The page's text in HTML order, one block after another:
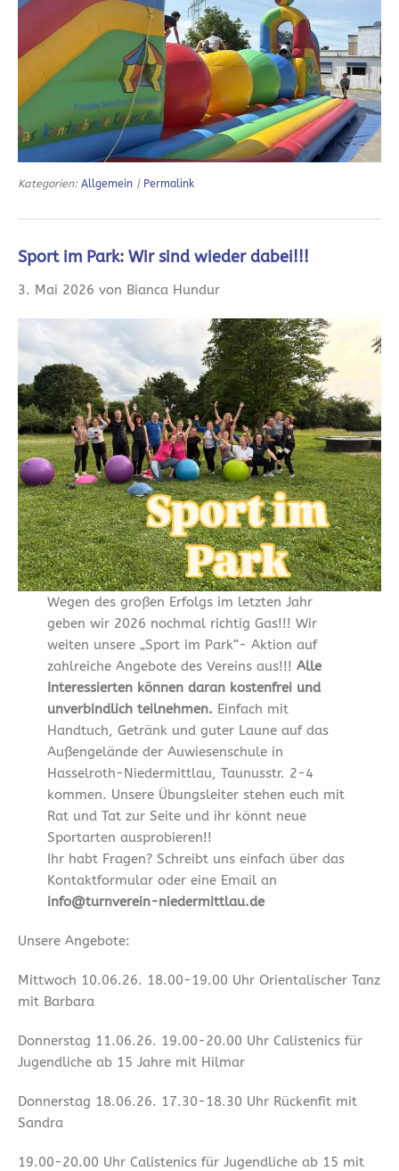
Kategorien: Allgemein | Permalink
Sport im Park: Wir sind wieder dabei!!!
3. Mai 2026 von Bianca Hundur
Wegen des großen Erfolgs im letzten Jahr
geben wir 2026 nochmal richtig Gas!!! Wir
weiten unsere „Sport im Park“- Aktion auf
zahlreiche Angebote des Vereins aus!!! Alle
Interessierten können daran kostenfrei und
unverbindlich teilnehmen. Einfach mit
Handtuch, Getränk und guter Laune auf das
Außengelände der Auwiesenschule in
Hasselroth-Niedermittlau, Taunusstr. 2-4
kommen. Unsere Übungsleiter stehen euch mit
Rat und Tat zur Seite und ihr könnt neue
Sportarten ausprobieren!!
Ihr habt Fragen? Schreibt uns einfach über das
Kontaktformular oder eine Email an
info@turnverein-niedermittlau.de
Unsere Angebote:
Mittwoch 10.06.26. 18.00-19.00 Uhr Orientalischer Tanz
mit Barbara
Donnerstag 11.06.26. 19.00-20.00 Uhr Calistenics für
Jugendliche ab 15 Jahre mit Hilmar
Donnerstag 18.06.26. 17.30-18.30 Uhr Rückenfit mit
Sandra
19.00-20.00 Uhr Calistenics für Jugendliche ab 15 mit